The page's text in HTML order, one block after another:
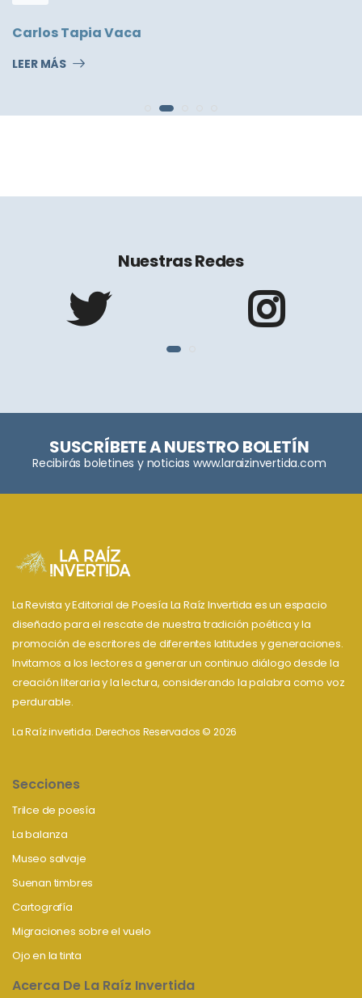
Carlos Tapia Vaca
LEER MÁS
Nuestras Redes
SUSCRÍBETE A NUESTRO BOLETÍN
Recibirás boletines y noticias www.laraizinvertida.com
La Revista y Editorial de Poesía La Raíz Invertida es un espacio
diseñado para el rescate de nuestra tradición poética y la
promoción de escritores de diferentes latitudes y generaciones.
Invitamos a los lectores a generar un continuo diálogo desde la
creación literaria y la lectura, considerando la palabra como voz
perdurable.
La Raíz invertida. Derechos Reservados © 2026
Secciones
Trilce de poesía
La balanza
Museo salvaje
Suenan timbres
Cartografía
Migraciones sobre el vuelo
Ojo en la tinta
Acerca De La Raíz Invertida